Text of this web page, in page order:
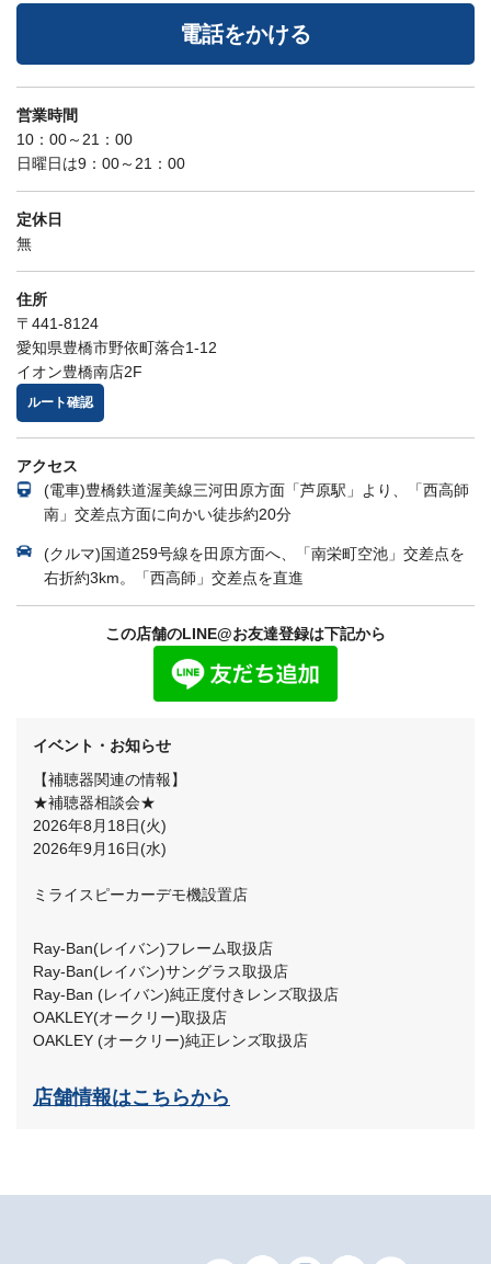
電話をかける
営業時間
10：00～21：00
日曜日は9：00～21：00
定休日
無
住所
〒441-8124
愛知県豊橋市野依町落合1-12
イオン豊橋南店2F
ルート確認
アクセス
(電車)豊橋鉄道渥美線三河田原方面「芦原駅」より、「西高師
南」交差点方面に向かい徒歩約20分
(クルマ)国道259号線を田原方面へ、「南栄町空池」交差点を
右折約3km。「西高師」交差点を直進
この店舗のLINE@お友達登録は下記から
イベント・お知らせ
【補聴器関連の情報】
★補聴器相談会★
2026年8月18日(火)
2026年9月16日(水)
ミライスピーカーデモ機設置店
Ray-Ban(レイバン)フレーム取扱店
Ray-Ban(レイバン)サングラス取扱店
Ray-Ban (レイバン)純正度付きレンズ取扱店
OAKLEY(オークリー)取扱店
OAKLEY (オークリー)純正レンズ取扱店
店舗情報はこちらから